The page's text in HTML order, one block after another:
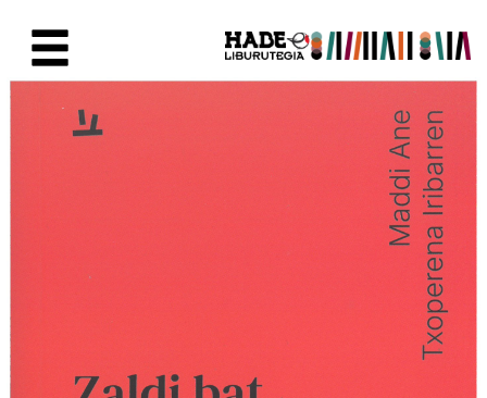
Ficha de Novedades -